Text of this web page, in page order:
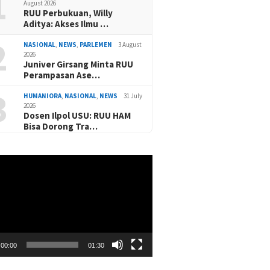
August 2026
RUU Perbukuan, Willy
Aditya: Akses Ilmu …
NASIONAL, NEWS, PARLEMEN
3 August
2026
Juniver Girsang Minta RUU
Perampasan Ase…
HUMANIORA, NASIONAL, NEWS
31 July
2026
Dosen Ilpol USU: RUU HAM
Bisa Dorong Tra…
00:00 01:30